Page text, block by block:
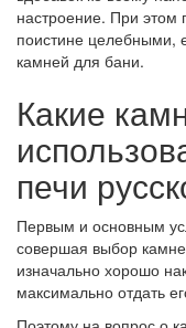
настроение. При
поистине целебными,
камней для бани.
Какие
печи
Первым и основным
совершая выбор
изначально хорошо
максимально отдать